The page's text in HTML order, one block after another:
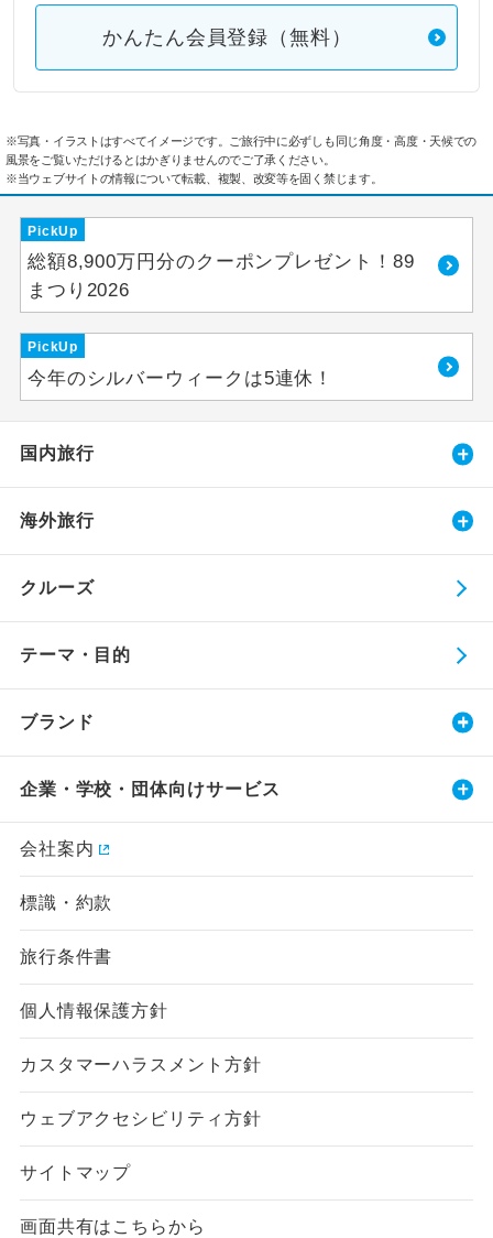
かんたん会員登録（無料）
※写真・イラストはすべてイメージです。ご旅行中に必ずしも同じ角度・高度・天候での
風景をご覧いただけるとはかぎりませんのでご了承ください。
※当ウェブサイトの情報について転載、複製、改変等を固く禁じます。
PickUp
総額8,900万円分のクーポンプレゼント！89
まつり2026
PickUp
今年のシルバーウィークは5連休！
国内旅行
海外旅行
クルーズ
テーマ・目的
ブランド
企業・学校・団体向けサービス
会社案内
標識・約款
旅行条件書
個人情報保護方針
カスタマーハラスメント方針
ウェブアクセシビリティ方針
サイトマップ
画面共有はこちらから